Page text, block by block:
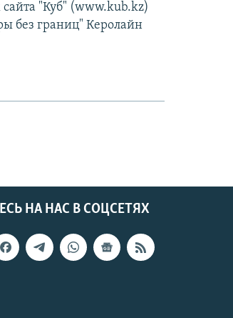
"Куб" (www.kub.kz)
без границ" Керолайн
НА НАС В СОЦСЕТЯХ